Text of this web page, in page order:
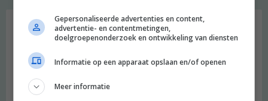
Gepersonaliseerde advertenties en content,
advertentie- en contentmetingen,
doelgroepenonderzoek en ontwikkeling van diensten
Informatie op een apparaat opslaan en/of openen
Meer informatie